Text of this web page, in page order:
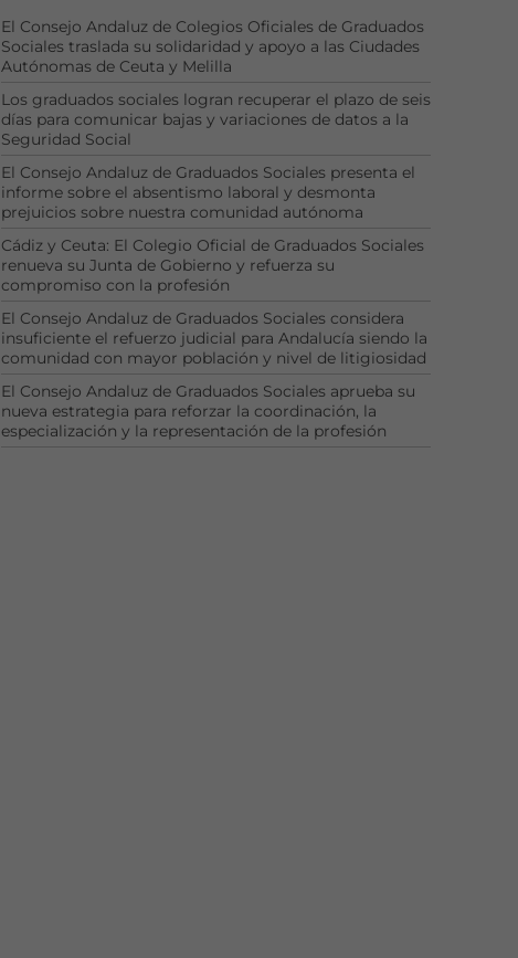
El Consejo Andaluz de Colegios Oficiales de Graduados
Sociales traslada su solidaridad y apoyo a las Ciudades
Autónomas de Ceuta y Melilla
Los graduados sociales logran recuperar el plazo de seis
días para comunicar bajas y variaciones de datos a la
Seguridad Social
El Consejo Andaluz de Graduados Sociales presenta el
informe sobre el absentismo laboral y desmonta
prejuicios sobre nuestra comunidad autónoma
Cádiz y Ceuta: El Colegio Oficial de Graduados Sociales
renueva su Junta de Gobierno y refuerza su
compromiso con la profesión
El Consejo Andaluz de Graduados Sociales considera
insuficiente el refuerzo judicial para Andalucía siendo la
comunidad con mayor población y nivel de litigiosidad
El Consejo Andaluz de Graduados Sociales aprueba su
nueva estrategia para reforzar la coordinación, la
especialización y la representación de la profesión